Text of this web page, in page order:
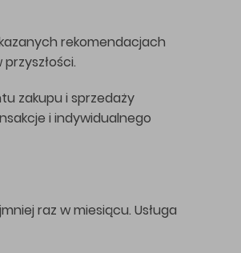
rekomendacjach
zakupu i sprzedaży
i indywidualnego
raz w miesiącu. Usługa